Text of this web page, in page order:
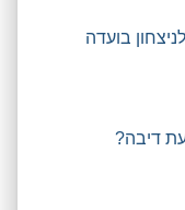
בועדה
דיבה?